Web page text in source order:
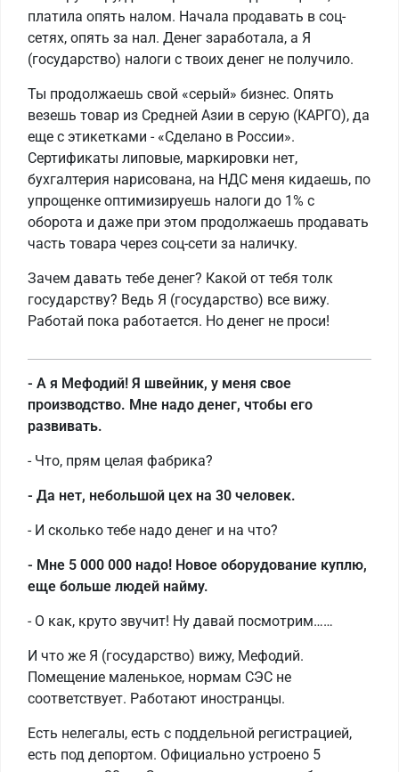
платила опять налом. Начала продавать в соц-
сетях, опять за нал. Денег заработала, а Я
(государство) налоги с твоих денег не получило.
Ты продолжаешь свой «серый» бизнес. Опять
везешь товар из Средней Азии в серую (КАРГО), да
еще с этикетками - «Сделано в России».
Сертификаты липовые, маркировки нет,
бухгалтерия нарисована, на НДС меня кидаешь, по
упрощенке оптимизируешь налоги до 1% с
оборота и даже при этом продолжаешь продавать
часть товара через соц-сети за наличку.
Зачем давать тебе денег? Какой от тебя толк
государству? Ведь Я (государство) все вижу.
Работай пока работается. Но денег не проси!
- А я Мефодий! Я швейник, у меня свое
производство. Мне надо денег, чтобы его
развивать.
- Что, прям целая фабрика?
- Да нет, небольшой цех на 30 человек.
- И сколько тебе надо денег и на что?
- Мне 5 000 000 надо! Новое оборудование куплю,
еще больше людей найму.
- О как, круто звучит! Ну давай посмотрим……
И что же Я (государство) вижу, Мефодий.
Помещение маленькое, нормам СЭС не
соответствует. Работают иностранцы.
Есть нелегалы, есть с поддельной регистрацией,
есть под депортом. Официально устроено 5